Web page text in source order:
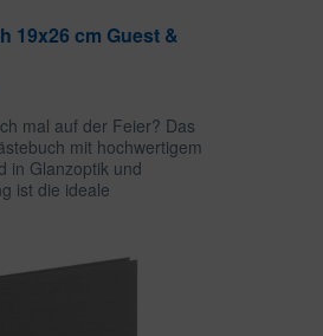
19x26 cm Guest &
mal auf der Feier? Das
mit hochwertigem
in Glanzoptik und
ist die ideale
ist viel Platz für...